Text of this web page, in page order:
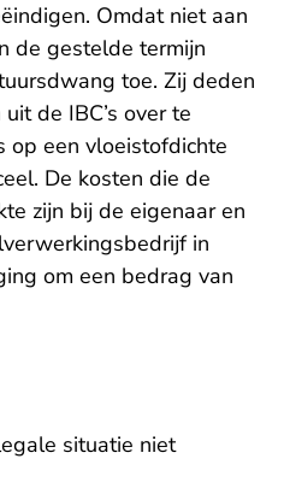
Omdat niet aan
de gestelde termijn
toe. Zij deden
de IBC’s over te
op een vloeistofdichte
De kosten die de
zijn bij de eigenaar en
in
om een bedrag van
situatie niet